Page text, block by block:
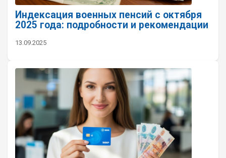
Индексация военных пенсий с октября
2025 года: подробности и рекомендации
13.09.2025